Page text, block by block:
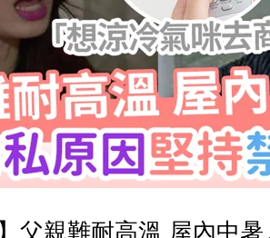
父親難耐高溫 屋內中